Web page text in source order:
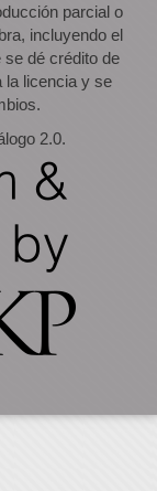
parcial o
incluyendo el
dé crédito de
la licencia y se
2.0.